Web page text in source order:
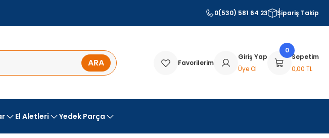
0(530) 581 64 23 Sipariş Takip
ARA Favorilerim
Giriş Yap
Üye Ol
0
Sepetim
0,00 TL
El Aletleri Yedek Parça